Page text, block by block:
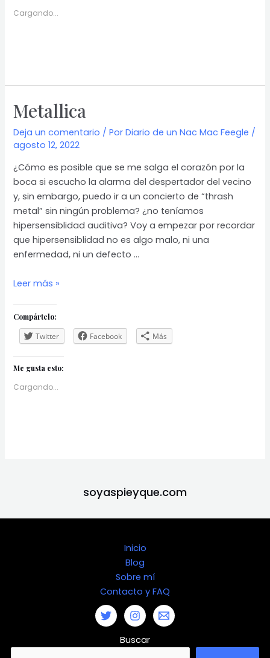
Cargando...
Metallica
Deja un comentario / PorDiario de un Nac Mac Feegle /
agosto 12, 2022
¿Cómo es posible que se me salga el corazón por la
boca si escucho la alarma del despertador del vecino
y, sin embargo, puedo ir a un concierto de “thrash
metal” sin ningún problema? ¿no teníamos
hipersensiblidad auditiva? Voy a empezar por recordar
que hipersensiblidad no es algo malo, ni una
enfermedad, ni un defecto …
Metallica
Leer más »
Compártelo:
Twitter Facebook Más
Me gusta esto:
Cargando...
soyaspieyque.com
Inicio
Blog
Sobre mí
Contacto y FAQ
Buscar